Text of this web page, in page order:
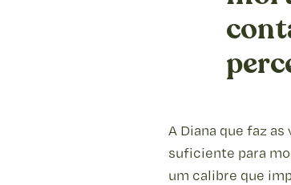
A Diana que faz
suficiente para
um calibre que